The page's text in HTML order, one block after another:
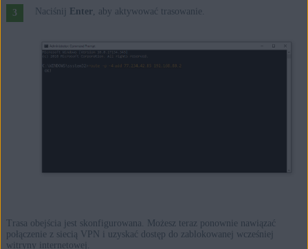
Naciśnij Enter, aby aktywować trasowanie.
Trasa obejścia jest skonfigurowana. Możesz teraz ponownie nawiązać
połączenie z siecią VPN i uzyskać dostęp do zablokowanej wcześniej
witryny internetowej.